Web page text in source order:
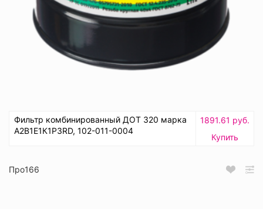
Фильтр комбинированный ДОТ 320 марка
А2В1Е1К1Р3RD, 102-011-0004
1891.61 руб.
Купить
Про166